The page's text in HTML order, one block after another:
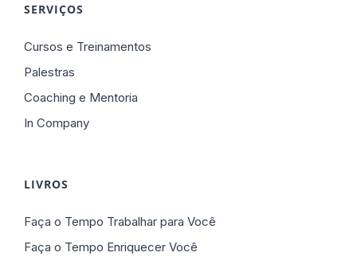
SERVIÇOS
Cursos e Treinamentos
Palestras
Coaching e Mentoria
In Company
LIVROS
Faça o Tempo Trabalhar para Você
Faça o Tempo Enriquecer Você